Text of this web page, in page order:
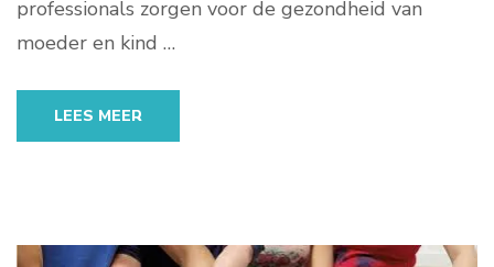
professionals zorgen voor de gezondheid van
moeder en kind …
LEES MEER